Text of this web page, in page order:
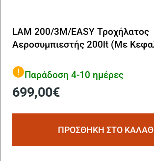
LAM 200/3M/EASY Τροχήλατος
Αεροσυμπιεστής 200lt (Με
Παράδοση 4-10 ημέρες
699,00€
ΠΡΟΣΘΗΚΗ ΣΤΟ